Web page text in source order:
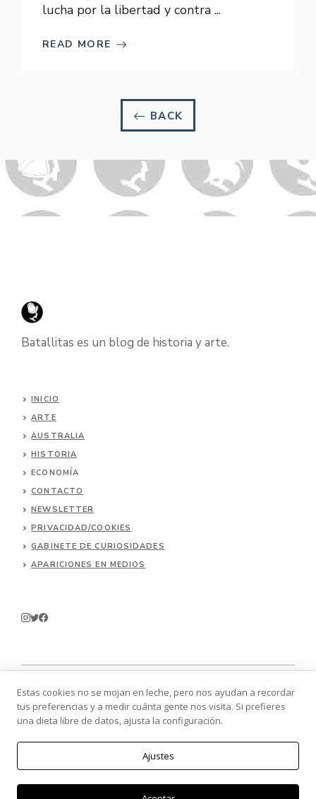
lucha por la libertad y contra ...
READ MORE
BACK
Batallitas es un blog de historia y arte.
INICIO
ARTE
AUSTRALIA
HISTORIA
ECONOMÍA
CONTACTO
NEWSLETTER
PRIVACIDAD/COOKIES
GABINETE DE CURIOSIDADES
APARICIONES EN MEDIOS
© 2026 Batallitas.
Estas cookies no se mojan en leche, pero nos ayudan a recordar
tus preferencias y a medir cuánta gente nos visita. Si prefieres
una dieta libre de datos, ajusta la configuración.
Ajustes